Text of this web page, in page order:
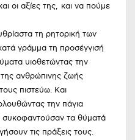
οι αξίες της, και να πούμε
τη ρητορική των
γράμμα τη προσέγγισή
υιοθετώντας την
της ανθρώπινης ζωής
πιστεύω. Και
την πάγια
συκοφαντούσαν τα θύματά
τις πράξεις τους.